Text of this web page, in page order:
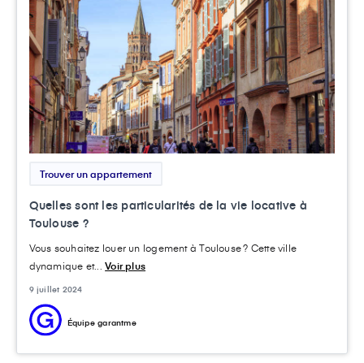
Trouver un appartement
Quelles sont les particularités de la vie locative à
Toulouse ?
Vous souhaitez louer un logement à Toulouse ? Cette ville
dynamique et...Voir plus
9 juillet 2024
Équipe garantme